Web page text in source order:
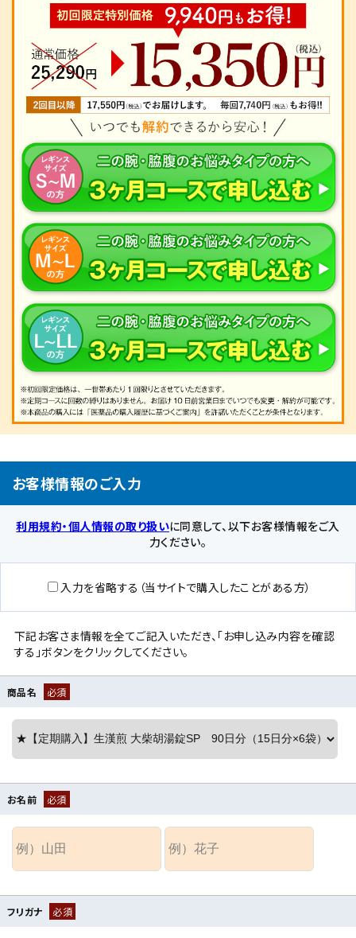
お客様情報のご入力
利用規約・個人情報の取り扱いに同意して、以下お客様情報をご入
力ください。
入力を省略する（当サイトで購入したことがある方）
下記お客さま情報を全てご記入いただき、「お申し込み内容を確認
する」ボタンをクリックしてください。
商品名 必須
お名前 必須
フリガナ 必須